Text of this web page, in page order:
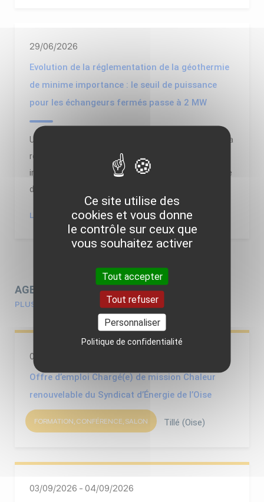
29/06/2026
Evolution de la réglementation de la géothermie
de minime importance : le seuil de puissance
pour les échangeurs fermés passe à 2 MW
Un nouveau décret du 26 juin 2026 élargit et modifie la
réglementation de la géothermie de minime
importance soumise à une simple déclaration au titre
du code minier. Il définit de nouvelles configura...
LIRE LA SUITE
AGENDA DE LA GÉOTHERMIE
PLUS D'ÉVÉNEMENTS
01/07/2026 - 22/08/2026
Offre d’emploi Chargé(e) de mission Chaleur
renouvelable du Syndicat d’Énergie de l’Oise
FORMATION, CONFÉRENCE, SALON Tillé (Oise)
03/09/2026 - 04/09/2026
Ce site utilise des
cookies et vous donne
le contrôle sur ceux que
vous souhaitez activer
Tout accepter
Tout refuser
Personnaliser
Politique de confidentialité